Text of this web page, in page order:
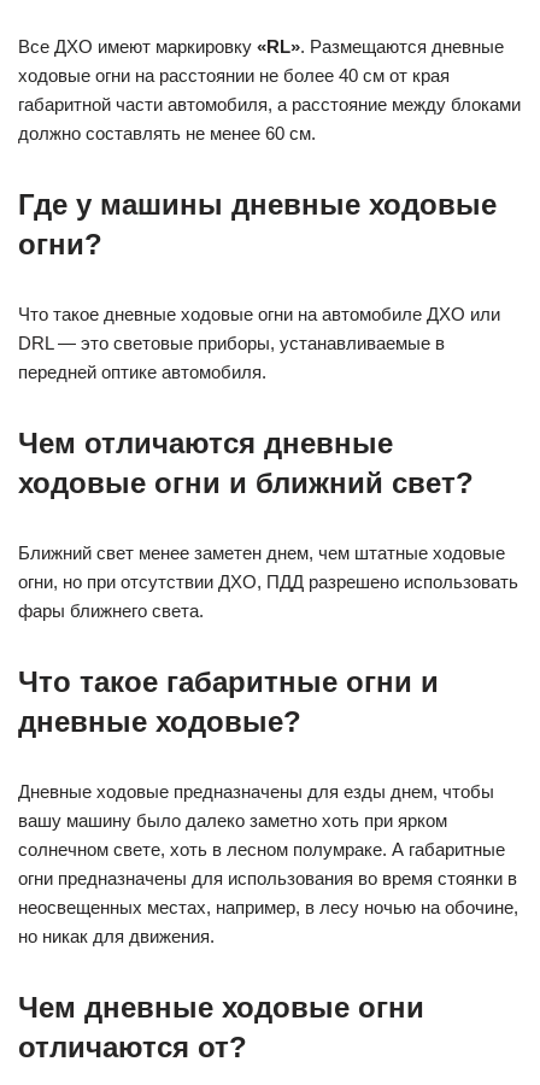
Все ДХО имеют маркировку «RL». Размещаются дневные
ходовые огни на расстоянии не более 40 см от края
габаритной части автомобиля, а расстояние между блоками
должно составлять не менее 60 см.
Где у машины дневные ходовые
огни?
Что такое дневные ходовые огни на автомобиле ДХО или
DRL — это световые приборы, устанавливаемые в
передней оптике автомобиля.
Чем отличаются дневные
ходовые огни и ближний свет?
Ближний свет менее заметен днем, чем штатные ходовые
огни, но при отсутствии ДХО, ПДД разрешено использовать
фары ближнего света.
Что такое габаритные огни и
дневные ходовые?
Дневные ходовые предназначены для езды днем, чтобы
вашу машину было далеко заметно хоть при ярком
солнечном свете, хоть в лесном полумраке. А габаритные
огни предназначены для использования во время стоянки в
неосвещенных местах, например, в лесу ночью на обочине,
но никак для движения.
Чем дневные ходовые огни
отличаются от?